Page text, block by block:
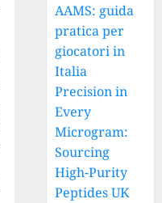
AAMS: guida
pratica per
giocatori in
Italia
Precision in
Every
Microgram:
Sourcing
High-Purity
Peptides UK